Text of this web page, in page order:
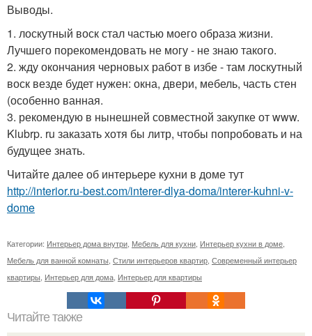
Выводы.
1. лоскутный воск стал частью моего образа жизни.
Лучшего порекомендовать не могу - не знаю такого.
2. жду окончания черновых работ в избе - там лоскутный
воск везде будет нужен: окна, двери, мебель, часть стен
(особенно ванная.
3. рекомендую в нынешней совместной закупке от www.
Klubrp. ru заказать хотя бы литр, чтобы попробовать и на
будущее знать.
Читайте далее об интерьере кухни в доме тут
http://interior.ru-best.com/interer-dlya-doma/interer-kuhni-v-
dome
Категории: Интерьер дома внутри Мебель для кухни Интерьер кухни в доме
Мебель для ванной комнаты Стили интерьеров квартир Современный интерьер
квартиры Интерьер для дома Интерьер для квартиры
Читайте также